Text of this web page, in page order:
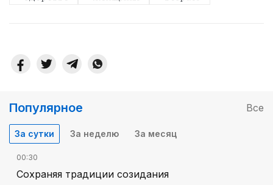
Популярное Все
За сутки За неделю За месяц
00:30
Сохраняя традиции созидания